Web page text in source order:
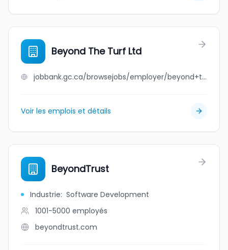
Beyond The Turf Ltd
jobbank.gc.ca/browsejobs/employer/beyond+the+turf+ltd/ca
Voir les emplois et détails
BeyondTrust
Industrie: Software Development
1001-5000 employés
beyondtrust.com